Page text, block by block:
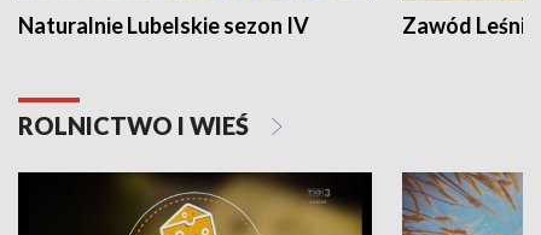
Naturalnie Lubelskie sezon IV Zawód Leśnik
ROLNICTWO I WIEŚ